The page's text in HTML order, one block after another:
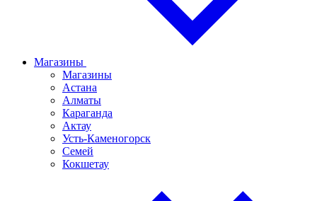
Магазины
Магазины
Астана
Алматы
Караганда
Актау
Усть-Каменогорск
Семей
Кокшетау